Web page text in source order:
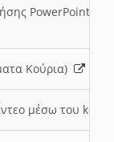
PowerPoint
Κούρια)
μέσω του